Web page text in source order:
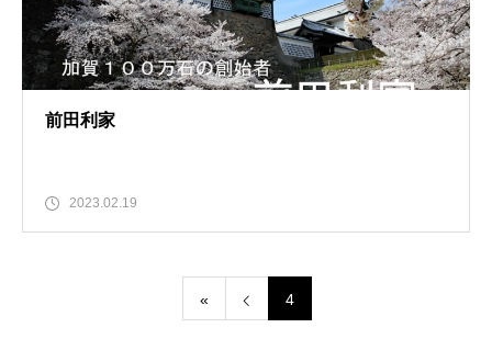
前田利家
2023.02.19
« 4